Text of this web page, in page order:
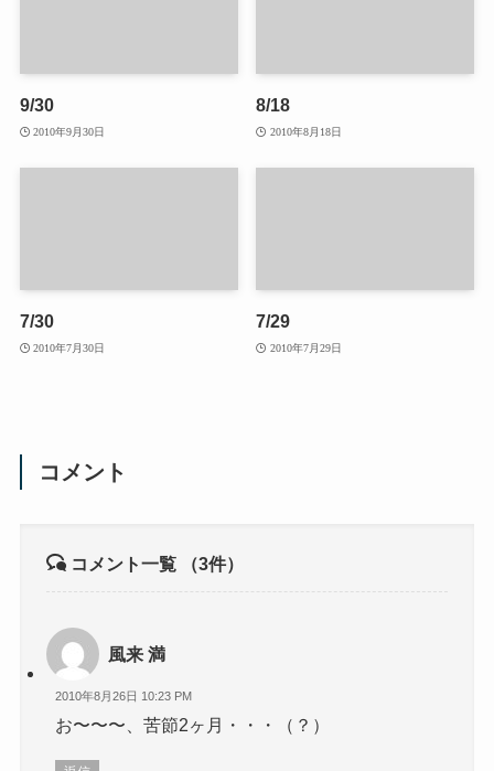
9/30
2010年9月30日
8/18
2010年8月18日
7/30
2010年7月30日
7/29
2010年7月29日
コメント
コメント一覧 （3件）
風来 満
2010年8月26日 10:23 PM
お〜〜〜、苦節2ヶ月・・・（？）